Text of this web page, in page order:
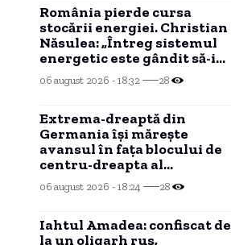
România pierde cursa
stocării energiei. Christian
Năsulea: „Întreg sistemul
energetic este gândit să-i
dezavantajeze pe cetățeni”
06 august 2026 - 18:32 28
Extrema-dreaptă din
Germania îşi măreşte
avansul în faţa blocului de
centru-dreapta al
cancelarului Friedrich Merz
(sondaj)
06 august 2026 - 18:24 28
Iahtul Amadea: confiscat de
la un oligarh rus,